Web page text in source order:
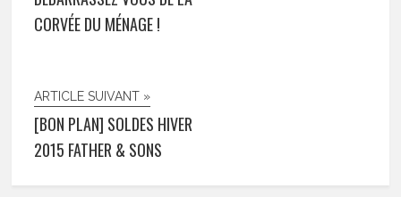
CORVÉE DU MÉNAGE !
ARTICLE SUIVANT »
[BON PLAN] SOLDES HIVER
2015 FATHER & SONS